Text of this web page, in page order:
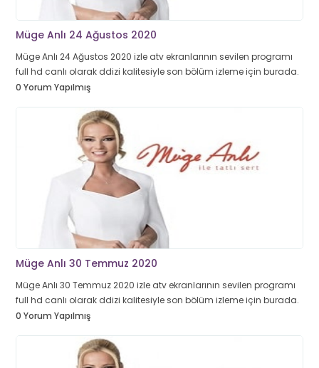
Müge Anlı 24 Ağustos 2020
Müge Anlı 24 Ağustos 2020 izle atv ekranlarının sevilen programı
full hd canlı olarak ddizi kalitesiyle son bölüm izleme için burada.
0 Yorum Yapılmış
Müge Anlı 30 Temmuz 2020
Müge Anlı 30 Temmuz 2020 izle atv ekranlarının sevilen programı
full hd canlı olarak ddizi kalitesiyle son bölüm izleme için burada.
0 Yorum Yapılmış